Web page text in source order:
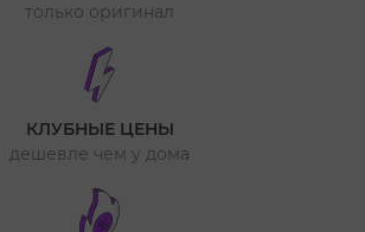
только оригинал
КЛУБНЫЕ ЦЕНЫ
дешевле чем у дома